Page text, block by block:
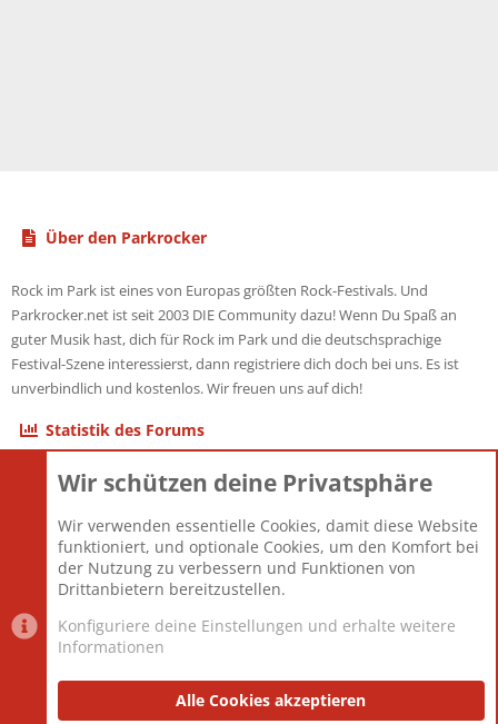
Über den Parkrocker
Rock im Park ist eines von Europas größten Rock-Festivals. Und
Parkrocker.net ist seit 2003 DIE Community dazu! Wenn Du Spaß an
guter Musik hast, dich für Rock im Park und die deutschsprachige
Festival-Szene interessierst, dann registriere dich doch bei uns. Es ist
unverbindlich und kostenlos. Wir freuen uns auf dich!
Statistik des Forums
Themen
Mitglieder
12.427
Neuestes Mitglied
Berlin
Datenschutzerklärung Impressum
Wir schützen deine Privatsphäre
Wir verwenden essentielle Cookies, damit diese Website
funktioniert, und optionale Cookies, um den Komfort bei
der Nutzung zu verbessern und Funktionen von
Drittanbietern bereitzustellen.
Konfiguriere deine Einstellungen und erhalte weitere
Informationen
Alle Cookies akzeptieren